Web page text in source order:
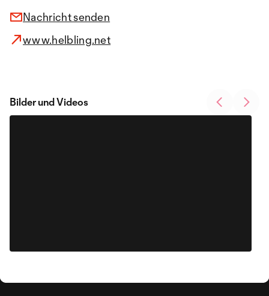
Nachricht senden
www.helbling.net
Bilder und Videos